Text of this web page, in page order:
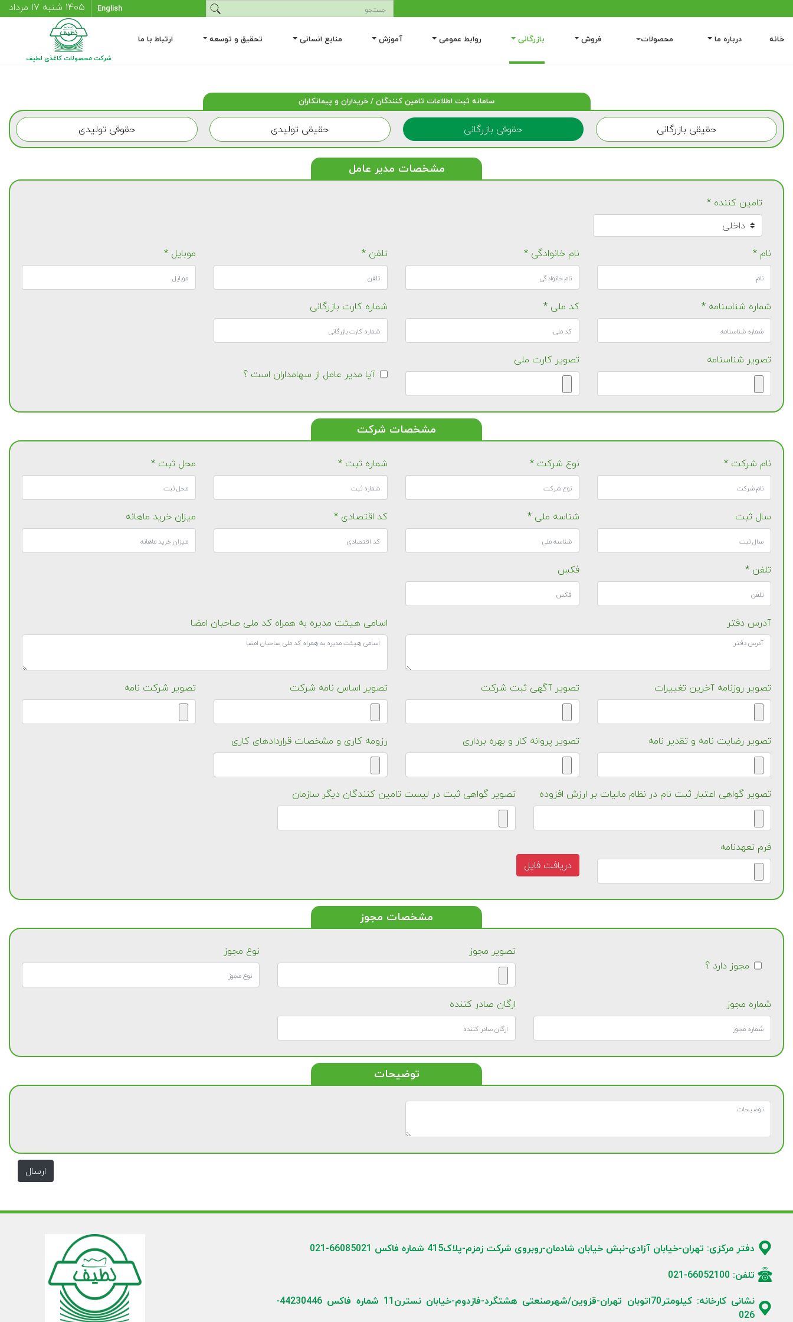
English ۱۴۰۵ شنبه ۱۷ مرداد
خانه درباره ما محصولات فروش بازرگانی روابط عمومی آموزش منابع انسانی تحقیق و توسعه ارتباط با ما
شرکت محصولات کاغذی لطیف
سامانه ثبت اطلاعات تامین کنندگان / خریداران و پیمانکاران
حقیقی بازرگانی حقوقی بازرگانی حقیقی تولیدی حقوقی تولیدی
مشخصات مدیر عامل
تامین کننده *
نام * نام خانوادگی * تلفن * موبایل *
شماره شناسنامه * کد ملی * شماره کارت بازرگانی
تصویر شناسنامه
تصویر کارت ملی
آیا مدیر عامل از سهامداران است ؟
مشخصات شرکت
نام شرکت * نوع شرکت * شماره ثبت * محل ثبت *
سال ثبت شناسه ملی * کد اقتصادی * میزان خرید ماهانه
تلفن * فکس
آدرس دفتر اسامی هیئت مدیره به همراه کد ملی صاحبان امضا
تصویر روزنامه آخرین تغییرات تصویر آگهی ثبت شرکت تصویر اساس نامه شرکت تصویر شرکت نامه
تصویر رضایت نامه و تقدیر نامه تصویر پروانه کار و بهره برداری رزومه کاری و مشخصات قراردادهای کاری
تصویر گواهی اعتبار ثبت نام در نظام مالیات بر ارزش افزوده تصویر گواهی ثبت در لیست تامین کنندگان دیگر سازمان
فرم تعهدنامه
دریافت فایل
مشخصات مجوز
مجوز دارد ؟
تصویر مجوز نوع مجوز
شماره مجوز ارگان صادر کننده
توضیحات
ارسال
دفتر مرکزی: تهران-خیابان آزادی-نبش خیابان شادمان-روبروی شرکت زمزم-پلاک415 شماره فاکس 66085021-021
تلفن: 66052100-021
نشانی کارخانه: کیلومتر70اتوبان تهران-قزوین/شهرصنعتی هشتگرد-فازدوم-خیابان نسترن11 شماره فاکس 44230446-
026